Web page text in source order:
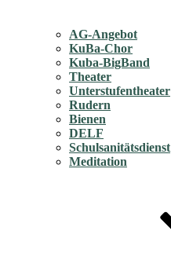
AG-Angebot
KuBa-Chor
Kuba-BigBand
Theater
Unterstufentheater
Rudern
Bienen
DELF
Schulsanitätsdienst
Meditation